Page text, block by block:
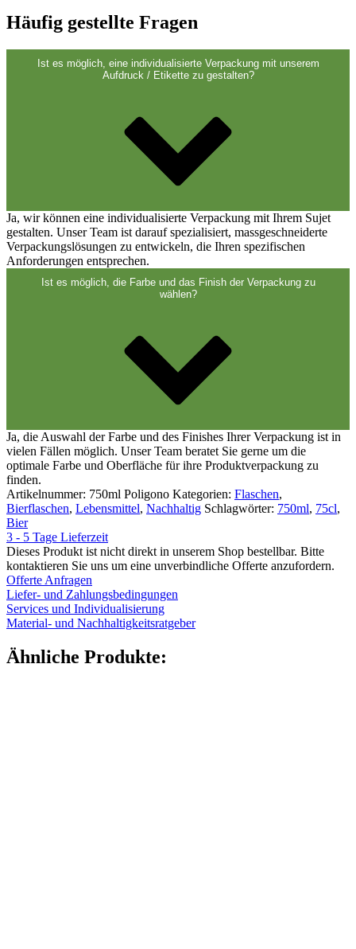
Tanks
Weinflaschen und Sektflaschen
Häufig gestellte Fragen
Ist es möglich, eine individualisierte Verpackung mit unserem
Aufdruck / Etikette zu gestalten?
Ja, wir können eine individualisierte Verpackung mit Ihrem Sujet
gestalten. Unser Team ist darauf spezialisiert, massgeschneiderte
Verpackungslösungen zu entwickeln, die Ihren spezifischen
Anforderungen entsprechen.
Ist es möglich, die Farbe und das Finish der Verpackung zu
wählen?
Ja, die Auswahl der Farbe und des Finishes Ihrer Verpackung ist in
vielen Fällen möglich. Unser Team beratet Sie gerne um die
optimale Farbe und Oberfläche für ihre Produktverpackung zu
finden.
Artikelnummer: 750ml Poligono Kategorien: Flaschen,
Bierflaschen, Lebensmittel, Nachhaltig Schlagwörter: 750ml, 75cl,
Bier
3 - 5 Tage Lieferzeit
Dieses Produkt ist nicht direkt in unserem Shop bestellbar. Bitte
kontaktieren Sie uns um eine unverbindliche Offerte anzufordern.
Offerte Anfragen
Liefer- und Zahlungsbedingungen
Services und Individualisierung
Material- und Nachhaltigkeitsratgeber
Ähnliche Produkte: